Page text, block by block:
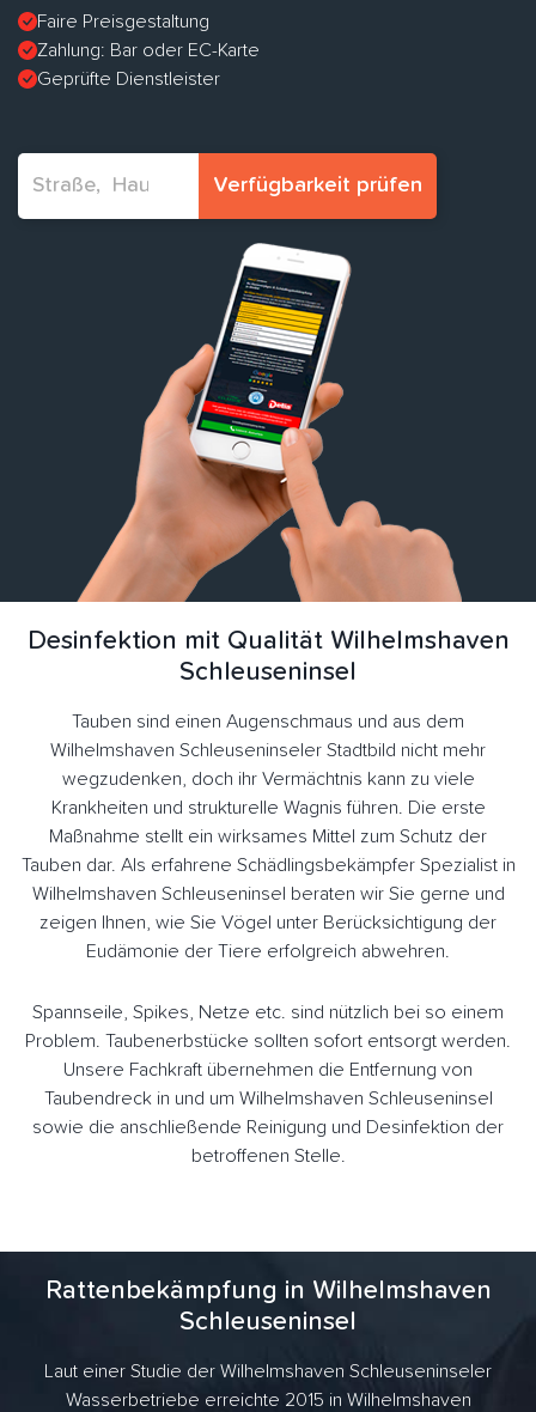
Faire Preisgestaltung
Zahlung: Bar oder EC-Karte
Geprüfte Dienstleister
Verfügbarkeit prüfen
Desinfektion mit Qualität Wilhelmshaven
Schleuseninsel
Tauben sind einen Augenschmaus und aus dem
Wilhelmshaven Schleuseninseler Stadtbild nicht mehr
wegzudenken, doch ihr Vermächtnis kann zu viele
Krankheiten und strukturelle Wagnis führen. Die erste
Maßnahme stellt ein wirksames Mittel zum Schutz der
Tauben dar. Als erfahrene Schädlingsbekämpfer Spezialist in
Wilhelmshaven Schleuseninsel beraten wir Sie gerne und
zeigen Ihnen, wie Sie Vögel unter Berücksichtigung der
Eudämonie der Tiere erfolgreich abwehren.
Spannseile, Spikes, Netze etc. sind nützlich bei so einem
Problem. Taubenerbstücke sollten sofort entsorgt werden.
Unsere Fachkraft übernehmen die Entfernung von
Taubendreck in und um Wilhelmshaven Schleuseninsel
sowie die anschließende Reinigung und Desinfektion der
betroffenen Stelle.
Rattenbekämpfung in Wilhelmshaven
Schleuseninsel
Laut einer Studie der Wilhelmshaven Schleuseninseler
Wasserbetriebe erreichte 2015 in Wilhelmshaven